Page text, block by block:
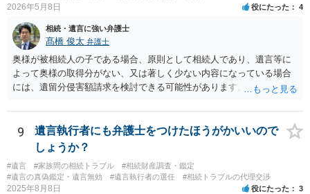
2026年5月8日 役にたった 4
相続・遺言に強い弁護士
髙橋 俊太 弁護士
奥様が被相続人の子である場合、原則として相続人であり、遺言等に
よって奥様の取得分がない、又は著しく少ない内容になっている場合
には、遺留分侵害額請求を検討できる可能性があります。ただし、
記の義務化に関する説明と混同されている可能性があります。相続登
記については、不動産を相続で取得したことを知った日から３年以内
に申請する義務があります。一方、遺留分侵害額請求は、相続開始お
よび遺留分を侵害する贈与・遺贈があったことを知った時から１年で
時効にかかります。また、相続開始から１０年が経過すると、認識の
有無にかかわらず行使できなくなります。 奥様がご両親の死亡を最近
9
遺言執行者にも弁護士をつけたほうがかいいので
しょうか？
#遺言 #家族間の相続トラブル
#相続財産調査・鑑定
#遺言の真偽鑑定・遺言無効
#遺言執行者の選任 #相続トラブルの代理交渉
2025年8月8日 役にたった 3